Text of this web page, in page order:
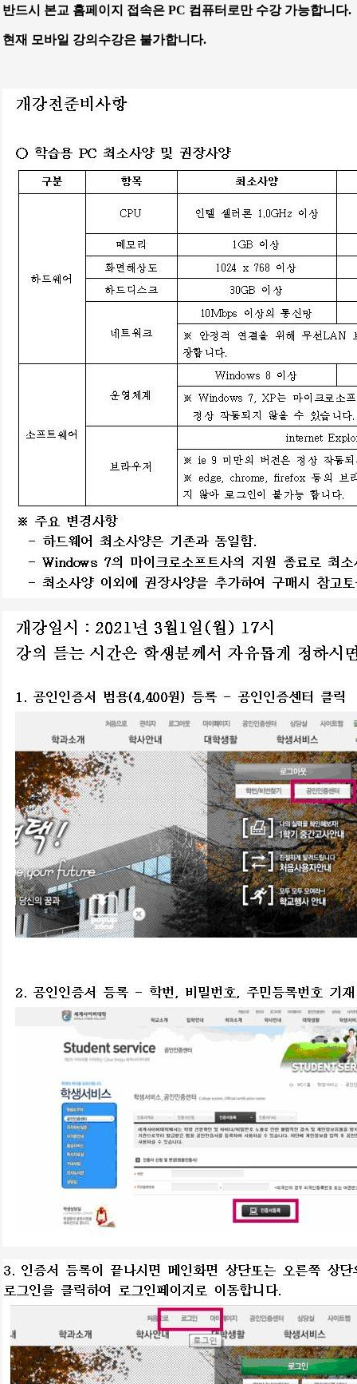
반드시 본교 홈페이지 접속은 PC 컴퓨터로만 수강 가능합니다.
현재 모바일 강의수강은 불가합니다.